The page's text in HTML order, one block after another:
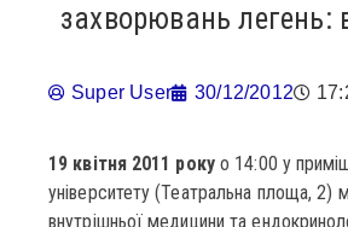
захворювань легень:
Super User 30/12/2012
19 квітня 2011 року о 14:00 у
університету (Театральна площа,
внутрішньої медицини та